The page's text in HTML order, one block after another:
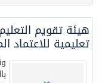
تعليمية للاعتماد